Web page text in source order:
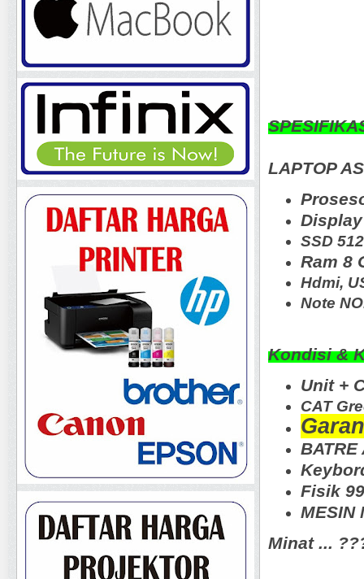
LAPTOP
Display
SSD
Ram 8
Hdmi,
Note
Kondisi &
Unit +
CAT
BATRE
Fisik
MESIN
Minat ...